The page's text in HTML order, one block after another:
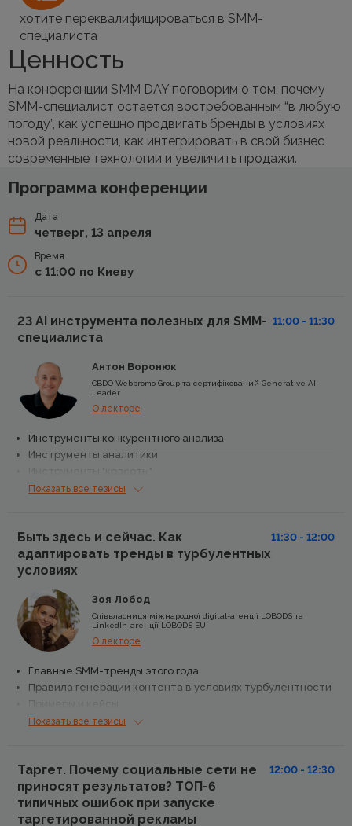
хотите переквалифицироваться в SMM-
специалиста
Ценность
На конференции SMM DAY поговорим о том, почему
SMM-специалист остается востребованным “в любую
погоду”, как успешно продвигать бренды в условиях
новой реальности, как интегрировать в свой бизнес
современные технологии и увеличить продажи.
Программа конференции
Дата
четверг, 13 апреля
Время
с 11:00 по Киеву
23 AI инструмента полезных для SMM-
специалиста
11:00 - 11:30
Антон Воронюк
CBDO Webpromo Group та сертифікований Generative AI
Leader
О лекторе
Инструменты конкурентного анализа
Инструменты аналитики
Инструменты автоматизации
Показать все тезисы
Быть здесь и сейчас. Как
адаптировать тренды в турбулентных
условиях
11:30 - 12:00
Зоя Лобод
Співвласниця міжнародної digital-агенції LOBODS та
LinkedIn-агенції LOBODS EU
О лекторе
Главные SMM-тренды этого года
Правила генерации контента в условиях турбулентности
Показать все тезисы
Таргет. Почему социальные сети не
приносят результатов? ТОП-6
типичных ошибок при запуске
таргетированной рекламы
12:00 - 12:30